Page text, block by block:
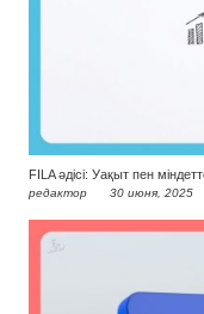
FILA әдісі: Уақыт пен
редактор 30 июня, 2025